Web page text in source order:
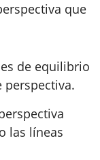
que
de equilibrio
perspectiva.
las líneas